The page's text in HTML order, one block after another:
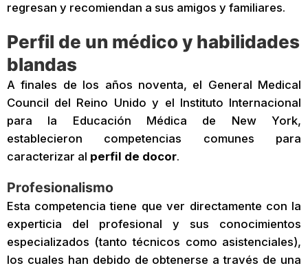
regresan y recomiendan a sus amigos y familiares.
Perfil de un médico y habilidades
blandas
A finales de los años noventa, el General Medical
Council del Reino Unido y el Instituto Internacional
para la Educación Médica de New York,
establecieron competencias comunes para
caracterizar al perfil de docor.
Profesionalismo
Esta competencia tiene que ver directamente con la
experticia del profesional y sus conocimientos
especializados (tanto técnicos como asistenciales),
los cuales han debido de obtenerse a través de una